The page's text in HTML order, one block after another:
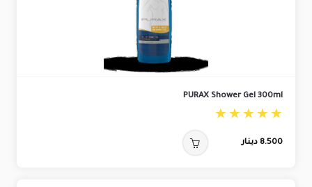
PURAX Shower Gel 300ml
8.500 دينار